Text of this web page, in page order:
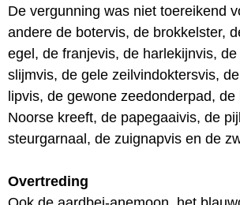
De vergunning was niet toereikend
andere de botervis, de brokkelster,
egel, de franjevis, de harlekijnvis,
slijmvis, de gele zeilvindoktersvis,
lipvis, de gewone zeedonderpad, de
Noorse kreeft, de papegaaivis, de
steurgarnaal, de zuignapvis en de
Overtreding